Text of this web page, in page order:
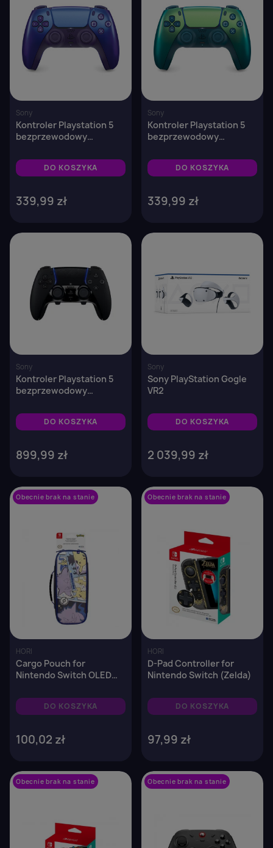
Sony
Kontroler Playstation 5
bezprzewodowy
Indigo
DO KOSZYKA
339,99 zł
Sony
Kontroler Playstation 5
bezprzewodowy
DO KOSZYKA
339,99 zł
Sony
Kontroler Playstation 5
bezprzewodowy
Black
DO KOSZYKA
899,99 zł
Sony
Sony PlayStation Gogle
VR2
DO KOSZYKA
2 039,99 zł
Obecnie brak na stanie
HORI
Cargo Pouch for
Nintendo Switch OLED
DO KOSZYKA
100,02 zł
Obecnie brak na stanie
HORI
D-Pad Controller for
Nintendo Switch (Zelda)
DO KOSZYKA
97,99 zł
Obecnie brak na stanie Obecnie brak na stanie